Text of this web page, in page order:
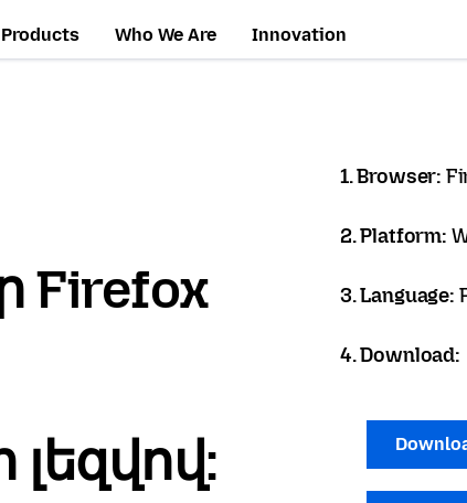
Products Who We Are Innovation
Firefox
լեզվով:
1. Browser:
2. Platform:
3. Language:
4. Download: